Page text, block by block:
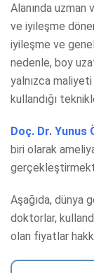
Alanında uzman
ve iyileşme
iyileşme ve
nedenle, boy
yalnızca
kullandığı
Doç. Dr. Yunus
biri olarak
Aşağıda, dünya
doktorlar,
olan fiyatlar